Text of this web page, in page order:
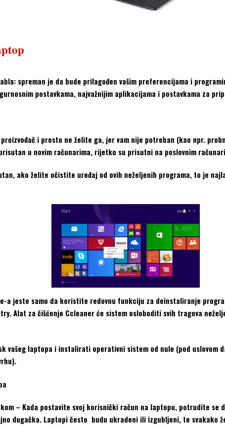
spreman je da bude prilagođen vašim preferencijama i
postavkama, najvažnijim aplikacijama i postavkama za
i prosto ne želite ga, jer vam nije potreban (kao npr.
u novim računarima, rijetko su prisutni na poslovnim
ako želite očistite uređaj od ovih neželjenih programa, to je
a jeste samo da koristite redovnu funkciju za deinstaliranje
Alat za čišćenje Ccleaner će sistem osloboditi svih tragova
vašeg laptopa i instalirati operativni sistem od nule (pod uslovom
– Kada postavite svoj korisnički račun na laptopu, potrudite se
dugačka. Laptopi često budu ukradeni ili izgubljeni, te svakako